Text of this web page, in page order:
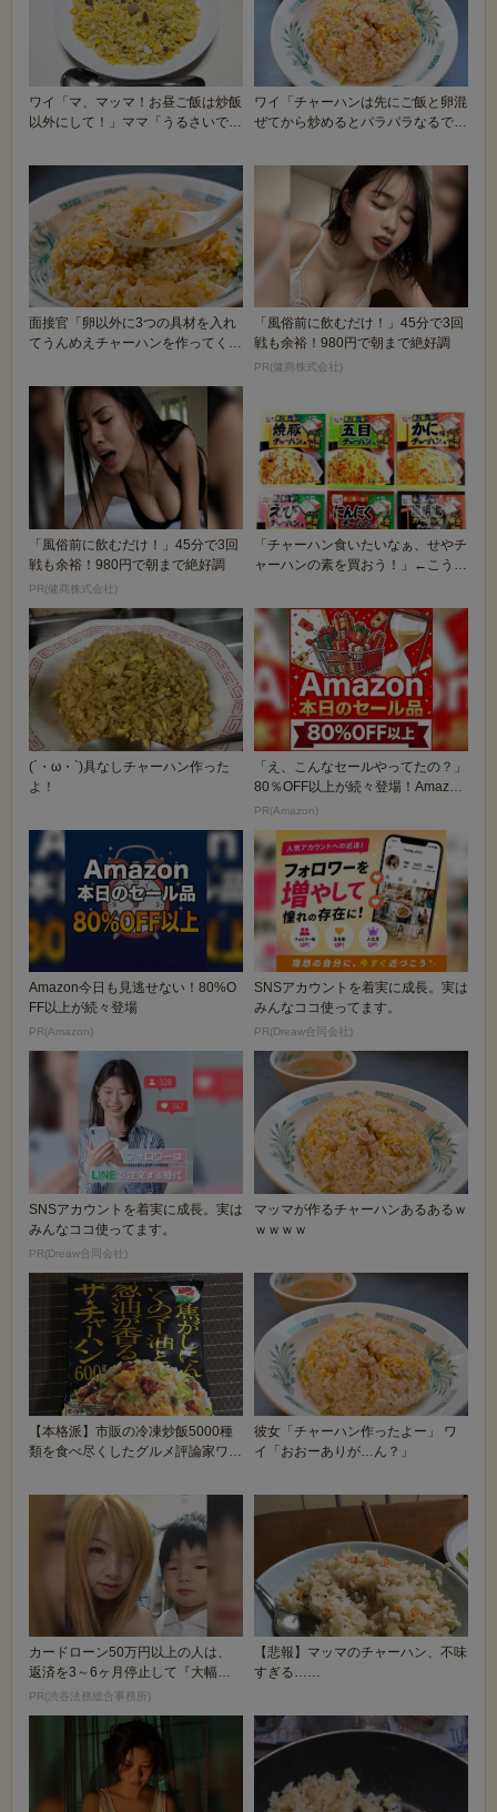
ワイ「マ、マッマ！お昼ご飯は炒飯
以外にして！」ママ「うるさいです
ワイ「チャーハンは先にご飯と卵混
ぜてから炒めるとパラパラなるで」
面接官「卵以外に3つの具材を入れ
てうんめえチャーハンを作ってくだ
「風俗前に飲むだけ！」45分で3回
戦も余裕！980円で朝まで絶好調
PR(健商株式会社)
「風俗前に飲むだけ！」45分で3回
戦も余裕！980円で朝まで絶好調
PR(健商株式会社)
「チャーハン食いたいなぁ、せやチ
ャーハンの素を買おう！」←こうな
(´・ω・`)具なしチャーハン作った
よ！
「え、こんなセールやってたの？」
80％OFF以上が続々登場！Amazon
の本気が...
PR(Amazon)
Amazon今日も見逃せない！80%O
FF以上が続々登場
PR(Amazon)
SNSアカウントを着実に成長。実は
みんなココ使ってます。
PR(Dreaw合同会社)
SNSアカウントを着実に成長。実は
みんなココ使ってます。
PR(Dreaw合同会社)
マッマが作るチャーハンあるあるｗ
ｗｗｗｗ
【本格派】市販の冷凍炒飯5000種
類を食べ尽くしたグルメ評論家ワイ
彼女「チャーハン作ったよー」 ワ
イ「おおーありが…ん？」
カードローン50万円以上の人は、
返済を3～6ヶ月停止して『大幅に
減額してから返済...
PR(渋谷法務総合事務所)
【悲報】マッマのチャーハン、不味
すぎる……